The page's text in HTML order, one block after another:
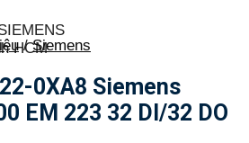
HCM
/ Siemens
0XA8 Siemens
EM 223 32 DI/32 DO